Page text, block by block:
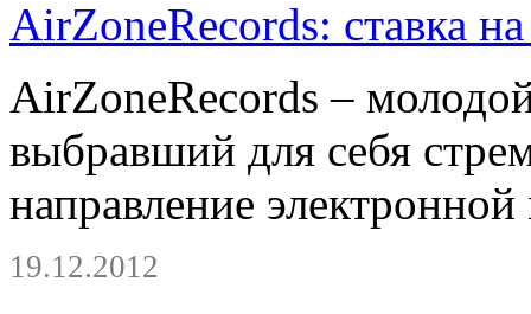
AirZoneRecords: ставка
AirZoneRecords –
выбравший для себя
направление
19.12.2012